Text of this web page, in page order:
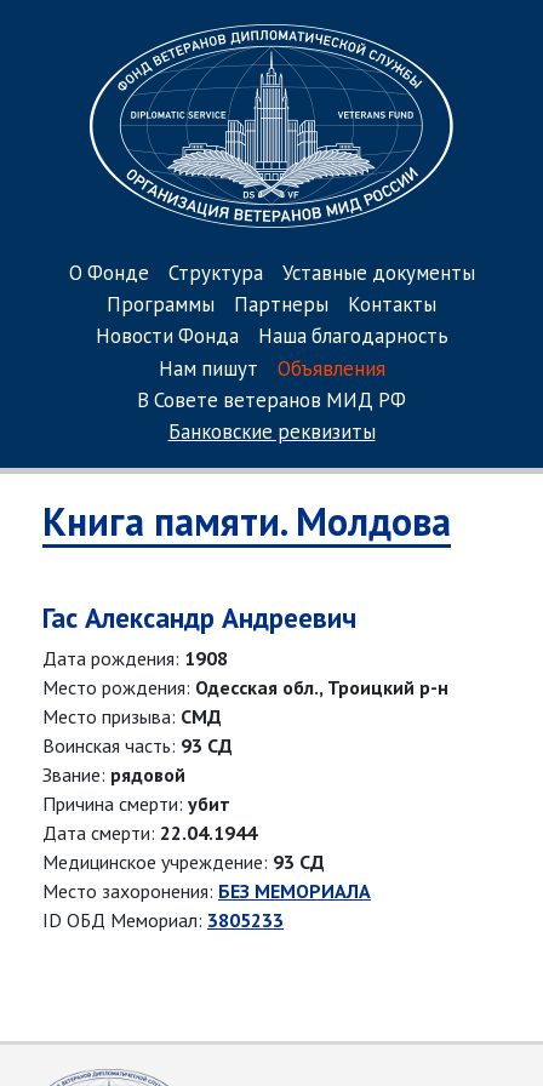
О Фонде Структура
Уставные документы
Программы
Партнеры
Контакты
Новости Фонда
Наша благодарность
Нам пишут
Объявления
В Совете ветеранов МИД РФ
Банковские реквизиты
Книга памяти. Молдова
Гас Александр Андреевич
Дата рождения: 1908
Место рождения: Одесская обл., Троицкий р-н
Место призыва: СМД
Воинская часть: 93 СД
Звание: рядовой
Причина смерти: убит
Дата смерти: 22.04.1944
Медицинское учреждение: 93 СД
Место захоронения: БЕЗ МЕМОРИАЛА
ID ОБД Мемориал: 3805233